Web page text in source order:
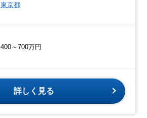
東京都
400～700万円
詳しく見る